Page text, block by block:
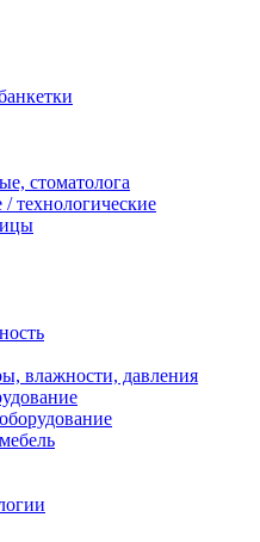
стоматолога
технологические
влажности, давления